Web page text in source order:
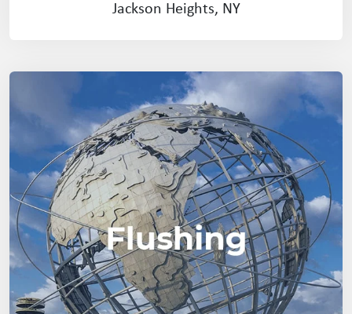
Jackson Heights, NY